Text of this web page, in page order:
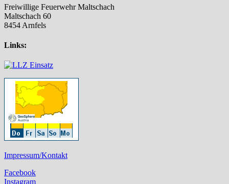
Freiwillige Feuerwehr Maltschach
Maltschach 60
8454 Arnfels
Links:
Impressum/Kontakt
Facebook
Instagram